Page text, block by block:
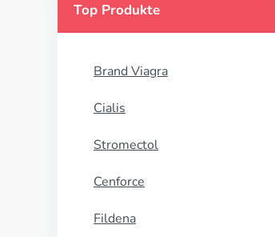
Top Produkte
Brand Viagra
Cialis
Stromectol
Cenforce
Fildena